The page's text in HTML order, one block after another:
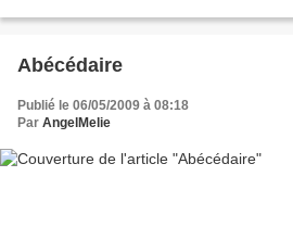
Abécédaire
Publié le 06/05/2009 à 08:18
Par AngelMelie